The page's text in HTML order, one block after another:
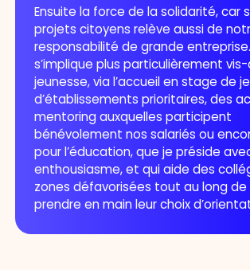
Ensuite la force de la solidarité, car
projets citoyens relève aussi de
responsabilité de grande
s’implique plus particulièrement
jeunesse, via l’accueil en stage de
d’établissements prioritaires, des
mentoring auxquelles participent
bénévolement nos salariés ou
pour l’éducation, que je préside
enthousiasme, et qui aide des
zones défavorisées tout au long
prendre en main leur choix